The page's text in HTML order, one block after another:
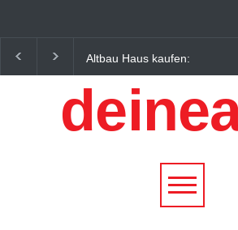
Altbau Haus kaufen:
Unterschiede zwischen
Süddeutschland und
Österreich einfach erklärt